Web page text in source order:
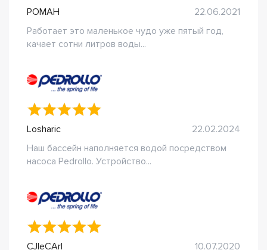
РОМАН
22.06.2021
Работает это маленькое чудо уже пятый год,
качает сотни литров воды...
Losharic
22.02.2024
Наш бассейн наполняется водой посредством
насоса Pedrollo. Устройство...
CJleCArI
10.07.2020